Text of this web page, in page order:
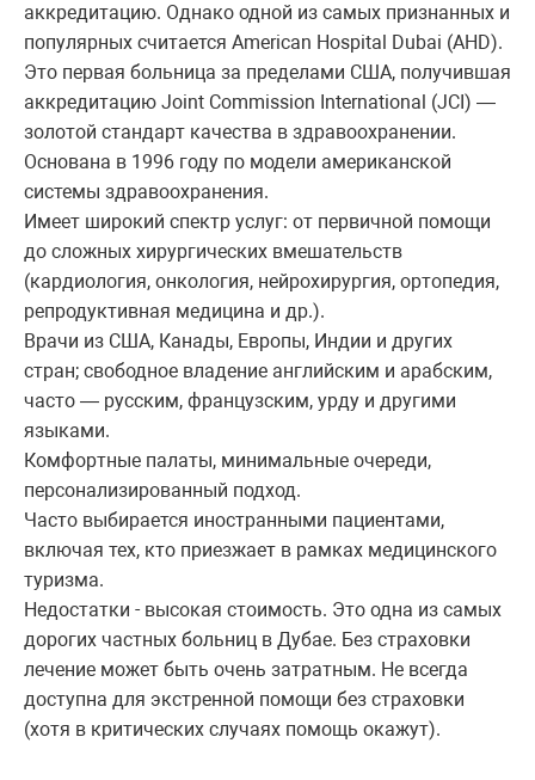
аккредитацию. Однако одной из самых признанных и
популярных считается American Hospital Dubai (AHD).
Это первая больница за пределами США, получившая
аккредитацию Joint Commission International (JCI) —
золотой стандарт качества в здравоохранении.
Основана в 1996 году по модели американской
системы здравоохранения.
Имеет широкий спектр услуг: от первичной помощи
до сложных хирургических вмешательств
(кардиология, онкология, нейрохирургия, ортопедия,
репродуктивная медицина и др.).
Врачи из США, Канады, Европы, Индии и других
стран; свободное владение английским и арабским,
часто — русским, французским, урду и другими
языками.
Комфортные палаты, минимальные очереди,
персонализированный подход.
Часто выбирается иностранными пациентами,
включая тех, кто приезжает в рамках медицинского
туризма.
Недостатки - высокая стоимость. Это одна из самых
дорогих частных больниц в Дубае. Без страховки
лечение может быть очень затратным. Не всегда
доступна для экстренной помощи без страховки
(хотя в критических случаях помощь окажут).